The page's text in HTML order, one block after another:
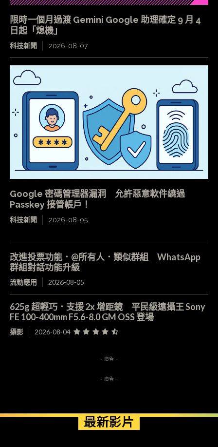
限時一個月過渡 Gemini Google 助理確定 9 月 4
日起「熄機」
科技新聞 2026-08-07
Google 密碼管理器漏洞 允許惡意軟件繞過
Passkey 接管帳戶！
科技新聞 2026-08-05
改進投票功能．@所有人．類似群組 WhatsApp
群組對話功能升級
流動應用 2026-08-05
625g 超輕巧．支援 2x 增距鏡 平民級遠攝王 Sony
FE 100-400mm F5.6-8.0 GM OSS 登場
攝影 2026-08-04
- 廣告 -
- 廣告 -
最新影片